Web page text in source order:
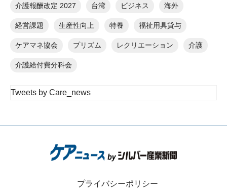
介護報酬改定 2027 台湾 ビジネス 海外
経営課題 生産性向上 特養 福祉用具貸与
ケアマネ協会 プリズム レクリエーション 介護
介護給付費分科会
Tweets by Care_news
プライバシーポリシー